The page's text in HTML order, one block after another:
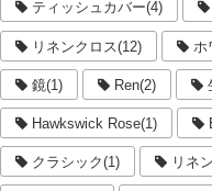
ティッシュカバー(4)
リネンクロス(12) ホ
鏡(1) Ren(2)
Hawkswick Rose(1)
クラシック(1) リネ